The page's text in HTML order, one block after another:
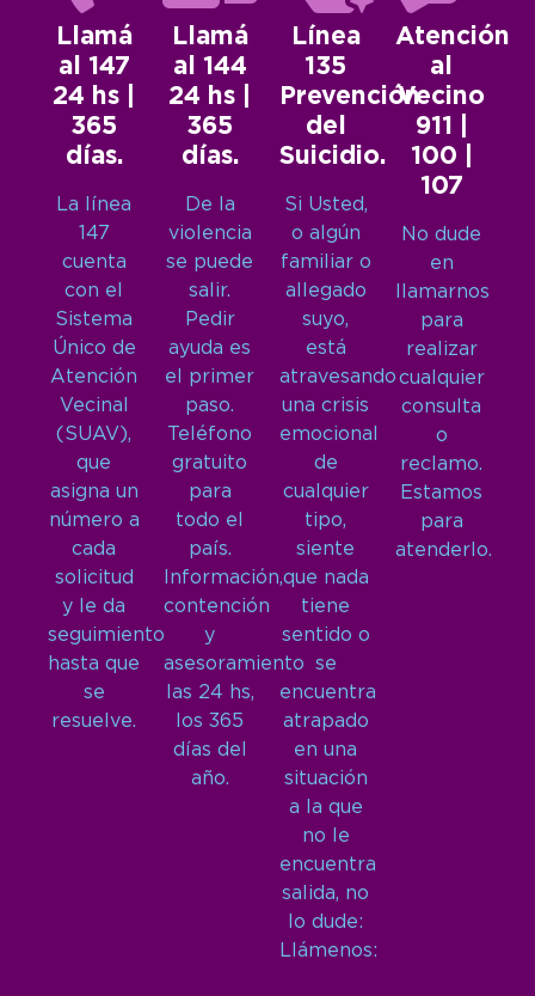
Llamá
al 147
24 hs |
365
días.
La línea
147
cuenta
con el
Sistema
Único de
Atención
Vecinal
(SUAV),
que
asigna un
número a
cada
solicitud
y le da
seguimiento
hasta que
se
resuelve.
Llamá
al 144
24 hs |
365
días.
De la
violencia
se puede
salir.
Pedir
ayuda es
el primer
paso.
Teléfono
gratuito
para
todo el
país.
Información,
contención
y
asesoramiento
las 24 hs,
los 365
días del
año.
Línea
135
Prevención
del
Suicidio.
Si Usted,
o algún
familiar o
allegado
suyo,
está
atravesando
una crisis
emocional
de
cualquier
tipo,
siente
que nada
tiene
sentido o
se
encuentra
atrapado
en una
situación
a la que
no le
encuentra
salida, no
lo dude:
Llámenos:
Atención
al
Vecino
911 |
100 |
107
No dude
en
llamarnos
para
realizar
cualquier
consulta
o
reclamo.
Estamos
para
atenderlo.